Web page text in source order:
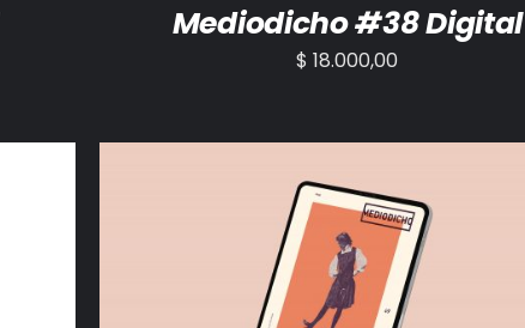
Mediodicho #38 Digital
$ 18.000,00
AÑADIR AL CARRITO /